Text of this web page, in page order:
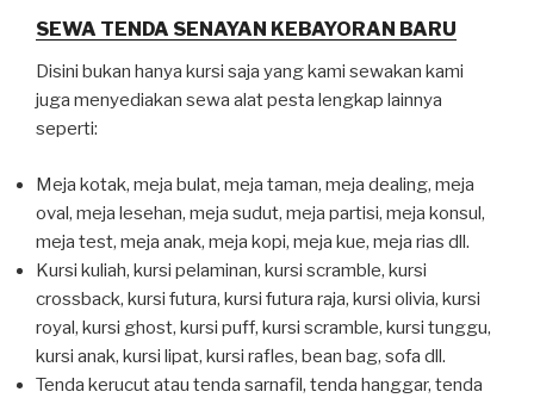
SEWA TENDA SENAYAN KEBAYORAN BARU
Disini bukan hanya kursi saja yang kami sewakan kami
juga menyediakan sewa alat pesta lengkap lainnya
seperti:
Meja kotak, meja bulat, meja taman, meja dealing, meja
oval, meja lesehan, meja sudut, meja partisi, meja konsul,
meja test, meja anak, meja kopi, meja kue, meja rias dll.
Kursi kuliah, kursi pelaminan, kursi scramble, kursi
crossback, kursi futura, kursi futura raja, kursi olivia, kursi
royal, kursi ghost, kursi puff, kursi scramble, kursi tunggu,
kursi anak, kursi lipat, kursi rafles, bean bag, sofa dll.
Tenda kerucut atau tenda sarnafil, tenda hanggar, tenda